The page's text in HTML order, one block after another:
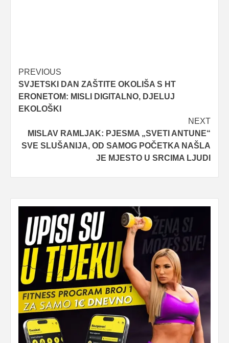
Post
navigation
PREVIOUS
SVJETSKI DAN ZAŠTITE OKOLIŠA S HT
ERONETOM: MISLI DIGITALNO, DJELUJ
EKOLOŠKI
NEXT
MISLAV RAMLJAK: PJESMA „SVETI ANTUNE“
SVE SLUŠANIJA, OD SAMOG POČETKA NAŠLA
JE MJESTO U SRCIMA LJUDI